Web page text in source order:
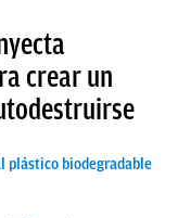
crear un
plástico biodegradable